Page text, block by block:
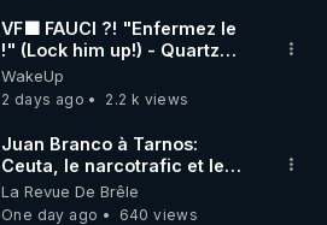
VF🟩 FAUCI ?! "Enfermez le
!" (Lock him up!) - Quartz
Traduction
WakeUp
2 days ago
2.2 k views
Juan Branco à Tarnos:
Ceuta, le narcotrafic et le
pouvoir en France
La Revue De Brêle
One day ago
640 views